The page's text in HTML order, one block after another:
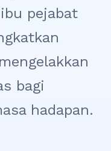
pejabat
bagi
hadapan.